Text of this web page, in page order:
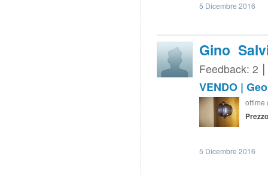
5 Dicembre 2016
Gino
Feedback: 2
VENDO |
ottime
5 Dicembre 2016